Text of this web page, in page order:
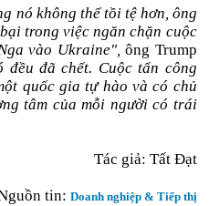
nó không thể tồi tệ hơn, ông
trong việc ngăn chặn cuộc
vào Ukraine",ông Trump
đều đã chết. Cuộc tấn công
quốc gia tự hào và có chủ
tâm của mỗi người có trái
Tác giả: Tất Đạt
tin: Doanh nghiệp & Tiếp thị